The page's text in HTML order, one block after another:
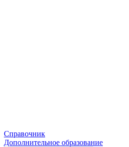
Справочник
Дополнительное образование